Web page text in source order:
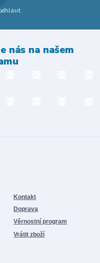
nás na našem
Kontakt
Doprava
Věrnostní program
Vrátit zboží